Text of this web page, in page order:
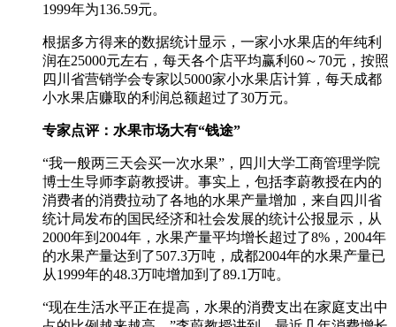
1999年为136.59元。
根据多方得来的数据统计显示，一家小水果店的年纯利
润在25000元左右，每天各个店平均赢利60～70元，按照
四川省营销学会专家以5000家小水果店计算，每天成都
小水果店赚取的利润总额超过了30万元。
专家点评：水果市场大有“钱途”
“我一般两三天会买一次水果”，四川大学工商管理学院
博士生导师李蔚教授讲。事实上，包括李蔚教授在内的
消费者的消费拉动了各地的水果产量增加，来自四川省
统计局发布的国民经济和社会发展的统计公报显示，从
2000年到2004年，水果产量平均增长超过了8%，2004年
的水果产量达到了507.3万吨，成都2004年的水果产量已
从1999年的48.3万吨增加到了89.1万吨。
“现在生活水平正在提高，水果的消费支出在家庭支出中